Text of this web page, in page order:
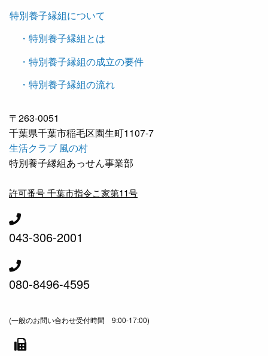
特別養子縁組について
・特別養子縁組とは
・特別養子縁組の成立の要件
・特別養子縁組の流れ
〒263-0051
千葉県千葉市稲毛区園生町1107-7
生活クラブ 風の村
特別養子縁組あっせん事業部
許可番号 千葉市指令こ家第11号
043-306-2001
080-8496-4595
(一般のお問い合わせ受付時間 9:00-17:00)